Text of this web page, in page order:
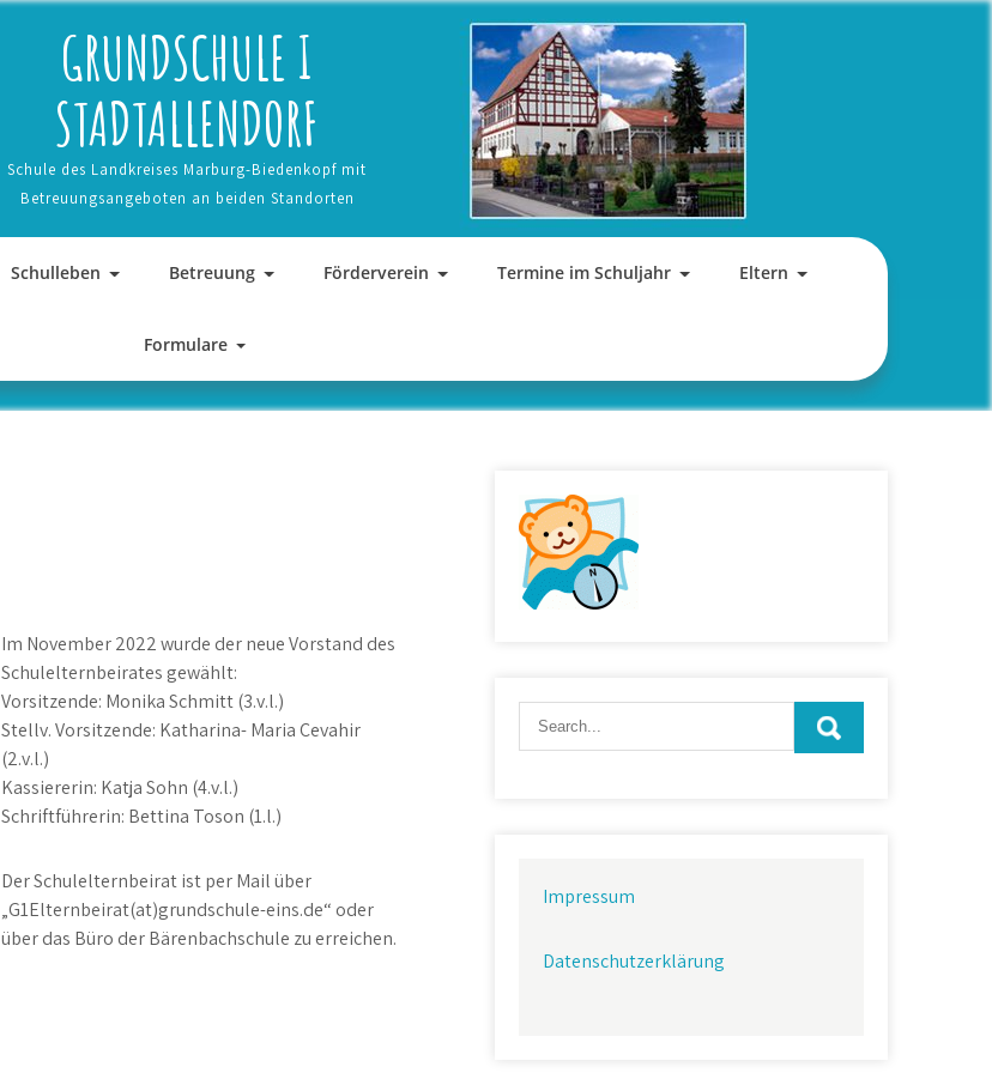
GRUNDSCHULE I
STADTALLENDORF
Schule des Landkreises Marburg-Biedenkopf mit
Betreuungsangeboten an beiden Standorten
Schulleben Betreuung Förderverein Termine im Schuljahr Eltern
Formulare
Im November 2022 wurde der neue Vorstand des
Schulelternbeirates gewählt:
Vorsitzende: Monika Schmitt (3.v.l.)
Stellv. Vorsitzende: Katharina- Maria Cevahir
(2.v.l.)
Kassiererin: Katja Sohn (4.v.l.)
Schriftführerin: Bettina Toson (1.l.)
Der Schulelternbeirat ist per Mail über
„G1Elternbeirat(at)grundschule-eins.de“ oder
über das Büro der Bärenbachschule zu erreichen.
Impressum
Datenschutzerklärung